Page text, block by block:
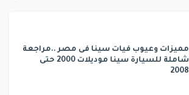
مميزات وعيوب فيات سينا فى مصر ..مراجعة
شاملة للسيارة سينا موديلات 2000 حتى
2008